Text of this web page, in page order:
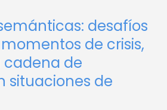
desafíos
de crisis,
cadena de
situaciones de